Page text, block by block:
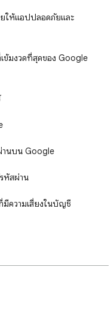
ให้แอปปลอดภัยและ
มงวดที่สุดของ Google
านบน Google
หัสผ่าน
มีความเสี่ยงในบัญชี